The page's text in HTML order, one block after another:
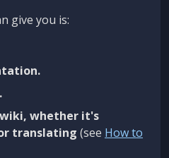
give you is:
.
whether it's
translating (see How to